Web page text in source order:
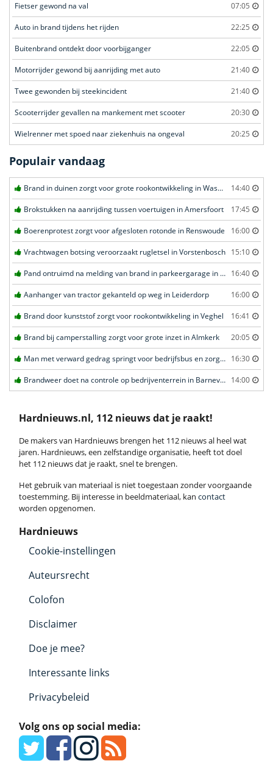
Fietser gewond na val 07:05
Auto in brand tijdens het rijden 22:25
Buitenbrand ontdekt door voorbijganger 22:05
Motorrijder gewond bij aanrijding met auto 21:40
Twee gewonden bij steekincident 21:40
Scooterrijder gevallen na mankement met scooter 20:30
Wielrenner met spoed naar ziekenhuis na ongeval 20:25
Populair vandaag
Brand in duinen zorgt voor grote rookontwikkeling in Wassenaar 14:40
Brokstukken na aanrijding tussen voertuigen in Amersfoort 17:45
Boerenprotest zorgt voor afgesloten rotonde in Renswoude 16:00
Vrachtwagen botsing veroorzaakt rugletsel in Vorstenbosch 15:10
Pand ontruimd na melding van brand in parkeergarage in Leeuwarden 16:40
Aanhanger van tractor gekanteld op weg in Leiderdorp 16:00
Brand door kunststof zorgt voor rookontwikkeling in Veghel 16:41
Brand bij camperstalling zorgt voor grote inzet in Almkerk 20:05
Man met verward gedrag springt voor bedrijfsbus en zorgt voor opschudding in Veghel 16:30
Brandweer doet na controle op bedrijventerrein in Barneveld 14:00
Hardnieuws.nl, 112 nieuws dat je raakt!
De makers van Hardnieuws brengen het 112 nieuws al heel wat
jaren. Hardnieuws, een zelfstandige organisatie, heeft tot doel
het 112 nieuws dat je raakt, snel te brengen.
Het gebruik van materiaal is niet toegestaan zonder voorgaande
toestemming. Bij interesse in beeldmateriaal, kan contact
worden opgenomen.
Hardnieuws
Cookie-instellingen
Auteursrecht
Colofon
Disclaimer
Doe je mee?
Interessante links
Privacybeleid
Volg ons op social media: